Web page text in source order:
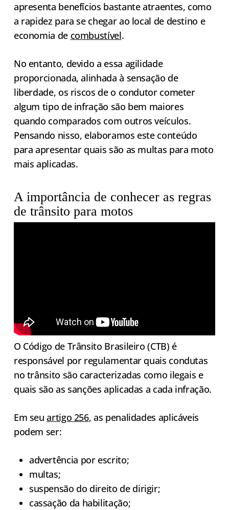
apresenta benefícios bastante atraentes, como
a rapidez para se chegar ao local de destino e
economia de combustível.
No entanto, devido a essa agilidade
proporcionada, alinhada à sensação de
liberdade, os riscos de o condutor cometer
algum tipo de infração são bem maiores
quando comparados com outros veículos.
Pensando nisso, elaboramos este conteúdo
para apresentar quais são as multas para moto
mais aplicadas.
A importância de conhecer as regras
de trânsito para motos
O Código de Trânsito Brasileiro (CTB) é
responsável por regulamentar quais condutas
no trânsito são caracterizadas como ilegais e
quais são as sanções aplicadas a cada infração.
Em seuartigo 256, as penalidades aplicáveis
podem ser:
advertência por escrito;
multas;
suspensão do direito de dirigir;
cassação da habilitação;